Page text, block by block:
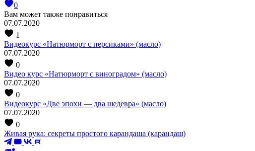
0
Вам может также понравиться
07.07.2020
1
Видеокурс «Натюрморт с персиками» (масло)
07.07.2020
0
Видео курс «Натюрморт с виноградом» (масло)
07.07.2020
0
Видеокурс «Две эпохи — два шедевра» (масло)
07.07.2020
0
Живая рука: секреты простого карандаша (карандаш)